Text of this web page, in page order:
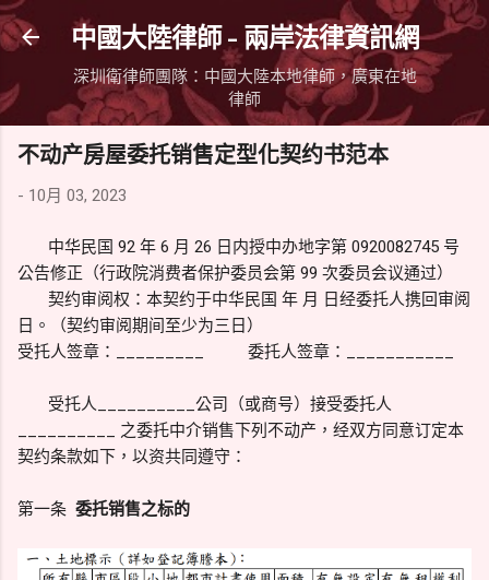
跳到主要內容
中國大陸律師 - 兩岸法律資訊網
深圳衛律師團隊：中國大陸本地律師，廣東在地
律師
不动产房屋委托销售定型化契约书范本
- 10月 03, 2023
中华民国 92 年 6 月 26 日内授中办地字第 0920082745 号
公告修正（行政院消费者保护委员会第 99 次委员会议通过）
契约审阅权：本契约于中华民国 年 月 日经委托人携回审阅
日。（契约审阅期间至少为三日）
受托人签章：_________ 委托人签章：___________
受托人__________公司（或商号）接受委托人
__________ 之委托中介销售下列不动产，经双方同意订定本
契约条款如下，以资共同遵守：
第一条 委托销售之标的